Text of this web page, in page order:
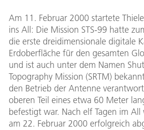
Am 11. Februar 2000 startete
ins All: Die Mission STS-99 hatte
die erste dreidimensionale digitale
Erdoberfläche für den gesamten
und ist auch unter dem Namen
Topography Mission (SRTM)
den Betrieb der Antenne
oberen Teil eines etwa 60 Meter
befestigt war. Nach elf Tagen im
am 22. Februar 2000 erfolgreich